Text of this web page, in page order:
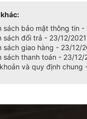
sách bảo mật thông tin -
sách đổi trả - 23/12/2021
sách giao hàng - 23/12/
sách thanh toán - 23/12/
và quy định chung